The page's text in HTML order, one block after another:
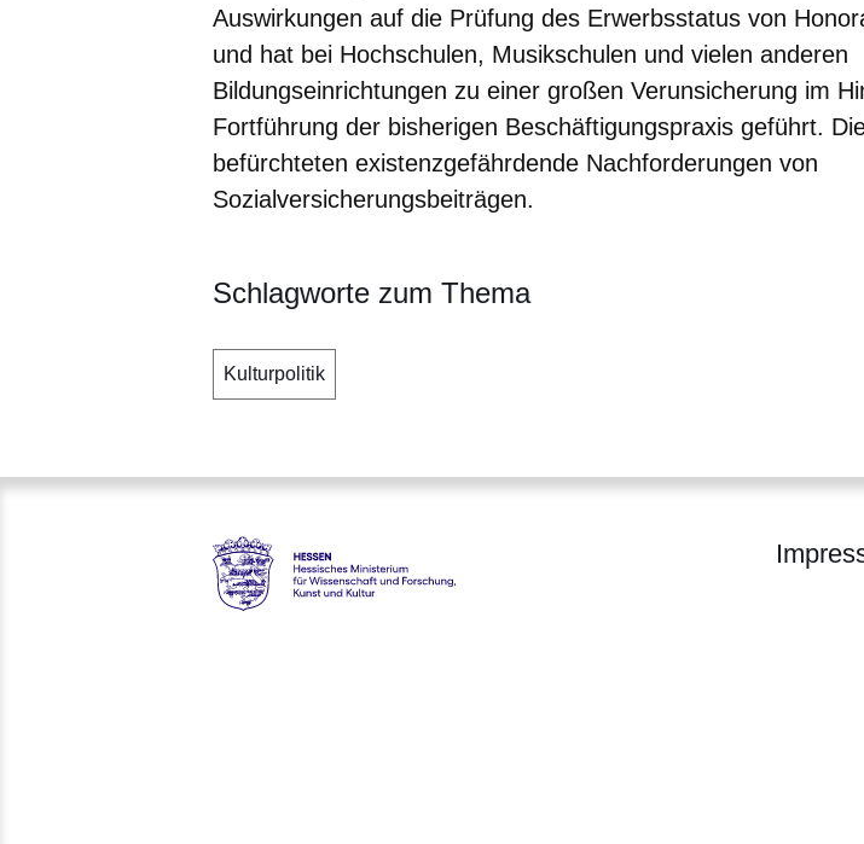
Auswirkungen auf die Prüfung des Erwerbsstatus von
und hat bei Hochschulen, Musikschulen und vielen anderen
Bildungseinrichtungen zu einer großen Verunsicherung im
Fortführung der bisherigen Beschäftigungspraxis geführt.
befürchteten existenzgefährdende Nachforderungen von
Sozialversicherungsbeiträgen.
Schlagworte zum Thema
Kulturpolitik
Hessen - Hessisches Ministerium für Wissenschaft und